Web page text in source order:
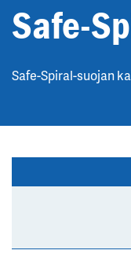
Safe-
Safe-Spiral-suojan